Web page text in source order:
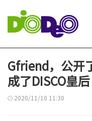
Gfriend，公
成了DISCO皇后
2020/11/10 11:30